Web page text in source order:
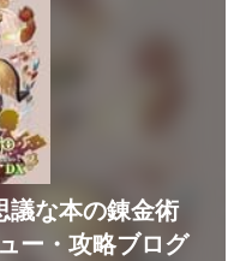
議な本の錬金術
ー・攻略ブログ